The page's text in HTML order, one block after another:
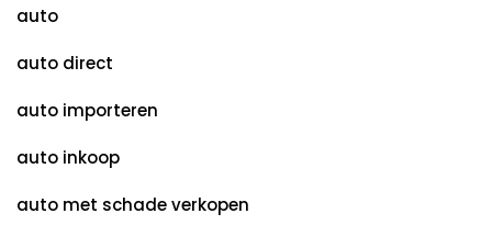
auto
auto direct
auto importeren
auto inkoop
auto met schade verkopen